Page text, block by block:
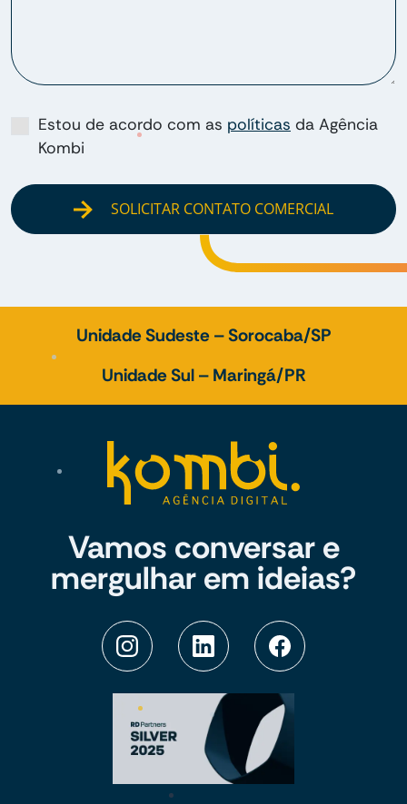
Estou de acordo com as políticas da Agência
Kombi
SOLICITAR CONTATO COMERCIAL
Unidade Sudeste – Sorocaba/SP
Unidade Sul – Maringá/PR
Vamos conversar e
mergulhar em ideias?